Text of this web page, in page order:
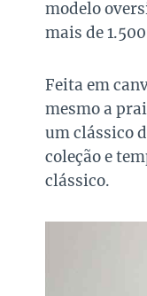
modelo
mais de
Feita em
mesmo a
um clássico
coleção e
clássico.